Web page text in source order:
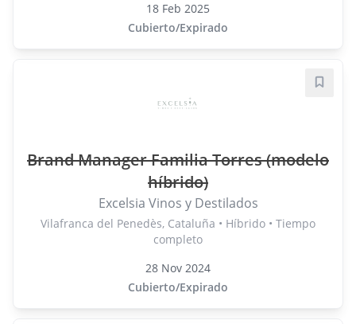
18 Feb 2025
Cubierto/Expirado
Brand Manager Familia Torres (modelo
híbrido)
Excelsia Vinos y Destilados
Vilafranca del Penedès, Cataluña • Híbrido • Tiempo
completo
28 Nov 2024
Cubierto/Expirado